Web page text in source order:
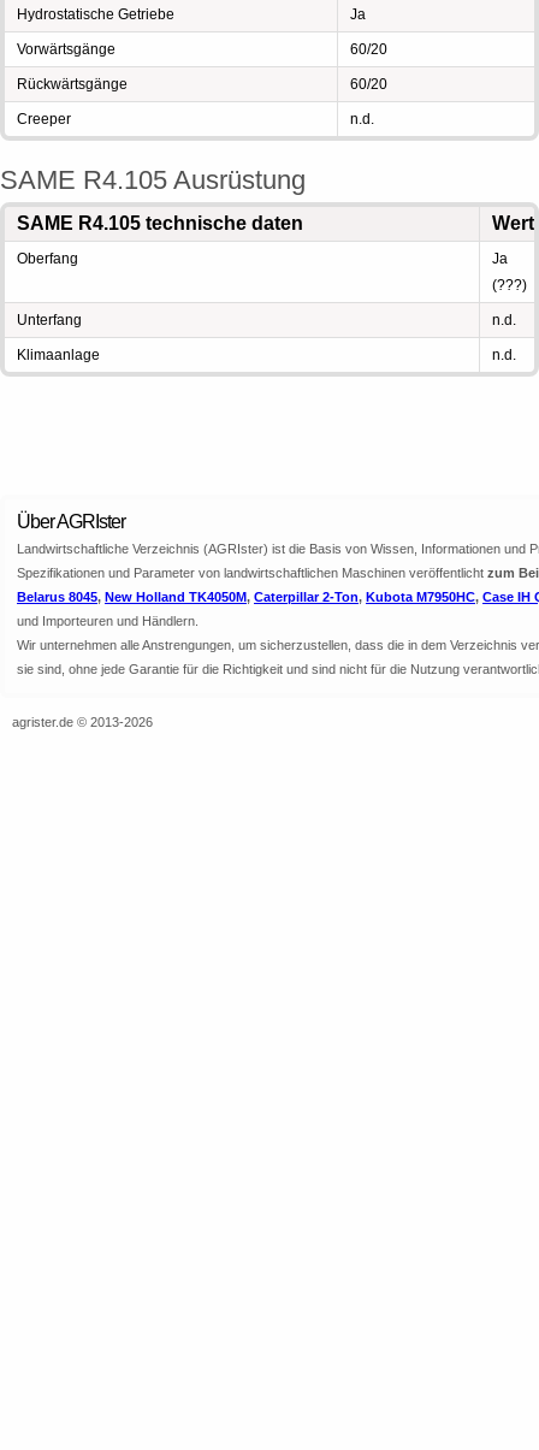
Hydrostatische Getriebe Ja
Vorwärtsgänge 60/20
Rückwärtsgänge 60/20
Creeper n.d.
SAME R4.105 Ausrüstung
SAME R4.105 technische daten Wert
Oberfang
Ja
(???)
Unterfang n.d.
Klimaanlage n.d.
Über AGRIster
Landwirtschaftliche Verzeichnis (AGRIster) ist die Basis von Wissen, Informationen
Spezifikationen und Parameter von landwirtschaftlichen Maschinen veröffentlicht zum
Belarus 8045, New Holland TK4050M, Caterpillar 2-Ton, Kubota M7950HC, Case IH
und Importeuren und Händlern.
Wir unternehmen alle Anstrengungen, um sicherzustellen, dass die in dem Verzeichnis
sie sind, ohne jede Garantie für die Richtigkeit und sind nicht für die Nutzung
agrister.de © 2013-2026